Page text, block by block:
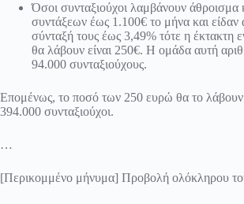
Όσοι συνταξιούχοι λαμβάνουν άθροισμα
συντάξεων έως 1.100€ το μήνα και είδαν
σύνταξή τους έως 3,49% τότε η έκτακτη
θα λάβουν είναι 250€. Η ομάδα αυτή
94.000 συνταξιούχους.
Επομένως, το ποσό των 250 ευρώ θα το λάβουν
394.000 συνταξιούχοι.
…
[Περικομμένο μήνυμα] Προβολή ολόκληρου